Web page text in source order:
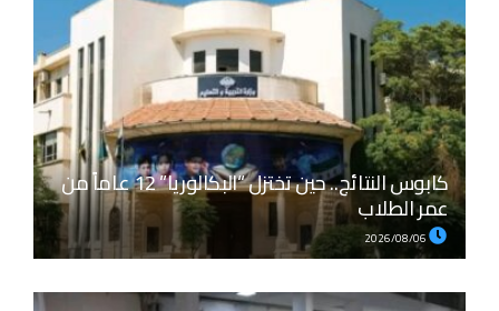
كابوس النتائج.. حين تختزل “البكالوريا” 12 عاماً من
عمر الطلاب